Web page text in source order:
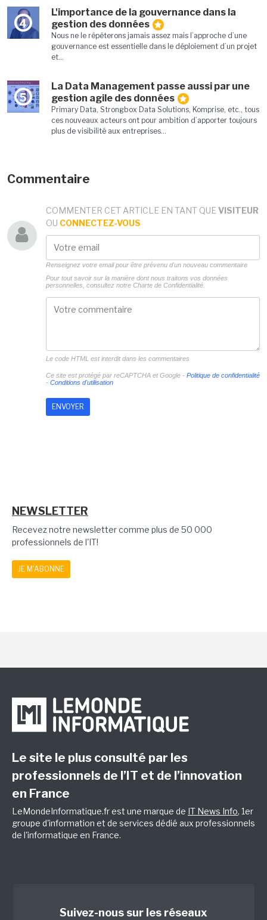
4
L'importance de la gouvernance dans la
gestion des données
Nous ne le répéterons jamais assez mais l’approche d’une
gouvernance est essentielle dans le déploiement d’un projet
et...
5
La Data Management passe aussi par une
gestion agile des données
Primary Data, Strongbox Data Solutions, Komprise, etc., tous
ces nouveaux acteurs ont pour ambition d’apporter toujours
plus de visibilité aux entreprises...
Commentaire
COMMENTER CET ARTICLE EN TANT QUE VISITEUR
OU CONNECTEZ-VOUS
Renseignez votre email pour être prévenu d'un nouveau commentaire
Pour tout savoir sur la manière dont nous traitons vos données
personnelles, consultez notre Charte de Confidentialité.
Le code HTML est interdit dans les commentaires
Ce site est protégé par reCAPTCHA et Google - Politique de confidentialité
- Conditions d'utilisation
NEWSLETTER
Recevez notre newsletter comme plus de 50 000
professionnels de l'IT!
JE M'ABONNE
Le site le plus consulté par les
professionnels de l’IT et de l’innovation
en France
LeMondeInformatique.fr est une marque de IT News Info, 1er
groupe d'information et de services dédié aux professionnels
de l'informatique en France.
Suivez-nous sur les réseaux